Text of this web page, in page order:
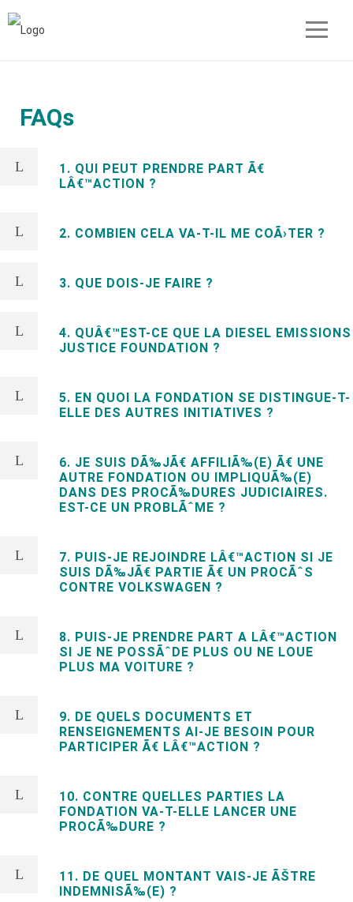
FAQs
1. QUI PEUT PRENDRE PART Ã€
LÂ€™ACTION ?
2. COMBIEN CELA VA-T-IL ME COÃ›TER ?
3. QUE DOIS-JE FAIRE ?
4. QUÂ€™EST-CE QUE LA DIESEL EMISSIONS
JUSTICE FOUNDATION ?
5. EN QUOI LA FONDATION SE DISTINGUE-T-
ELLE DES AUTRES INITIATIVES ?
6. JE SUIS DÃ‰JÃ€ AFFILIÃ‰(E) Ã€ UNE
AUTRE FONDATION OU IMPLIQUÃ‰(E)
DANS DES PROCÃ‰DURES JUDICIAIRES.
EST-CE UN PROBLÃˆME ?
7. PUIS-JE REJOINDRE LÂ€™ACTION SI JE
SUIS DÃ‰JÃ€ PARTIE Ã€ UN PROCÃˆS
CONTRE VOLKSWAGEN ?
8. PUIS-JE PRENDRE PART A LÂ€™ACTION
SI JE NE POSSÃˆDE PLUS OU NE LOUE
PLUS MA VOITURE ?
9. DE QUELS DOCUMENTS ET
RENSEIGNEMENTS AI-JE BESOIN POUR
PARTICIPER Ã€ LÂ€™ACTION ?
10. CONTRE QUELLES PARTIES LA
FONDATION VA-T-ELLE LANCER UNE
PROCÃ‰DURE ?
11. DE QUEL MONTANT VAIS-JE ÃŠTRE
INDEMNISÃ‰(E) ?